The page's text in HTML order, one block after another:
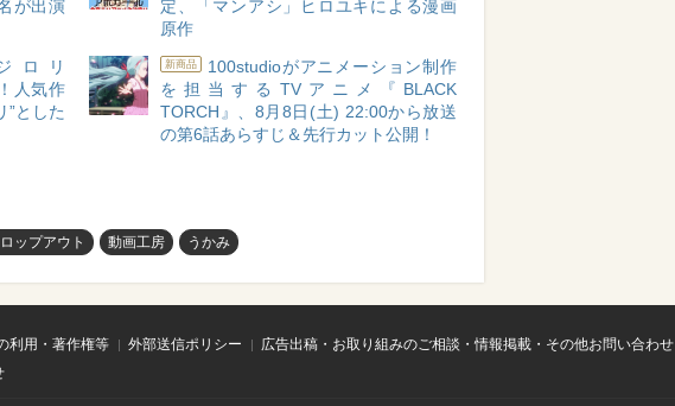
が出演
定、「マンアシ」ヒロユキによる漫画
原作
ロリ
人気作
”とした
新商品
100studioがアニメーション制作
を担当するTVアニメ『BLACK
TORCH』、8月8日(土) 22:00から放送
の第6話あらすじ＆先行カット公開！
ップアウト 動画工房 うかみ
利用・著作権等 外部送信ポリシー
広告出稿・お取り組みのご相談・情報掲載・その他お問い合わせ